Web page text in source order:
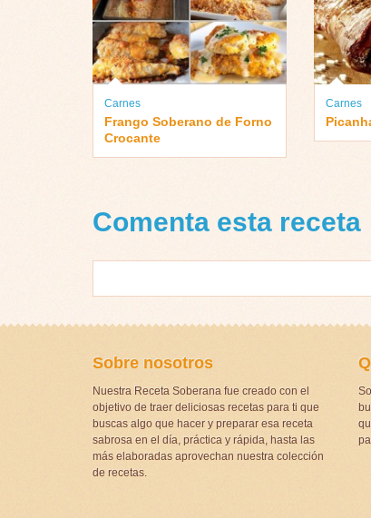
Carnes
Frango Soberano de Forno
Crocante
Carnes
Comenta esta receta
Sobre nosotros
Nuestra Receta Soberana fue creado con el
objetivo de traer deliciosas recetas para ti que
buscas algo que hacer y preparar esa receta
sabrosa en el día, práctica y rápida, hasta las
más elaboradas aprovechan nuestra colección
de recetas.